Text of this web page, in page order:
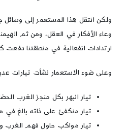
ولكن انتقل هذا المستعمر إلى
وعاء الأفكار في العقل، ومن ثم
ارتدادات انفعالية في منطقتنا دفعت
وعلى ضوء الاستعمار نشأت تيارات
تيار انبهر بكل منجز الغرب
تيار منكفئ على ذاته بالغ في
تيار مواكب حاول فهم الغرب